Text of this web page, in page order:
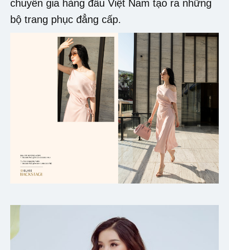
chuyên gia hàng đầu Việt Nam tạo ra những
bộ trang phục đẳng cấp.